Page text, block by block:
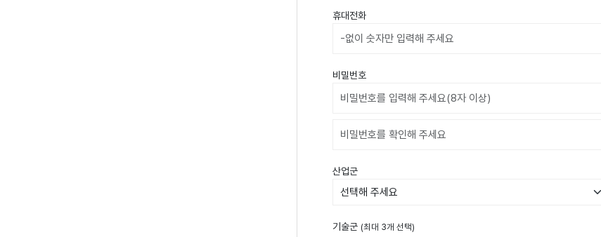
휴대전화
비밀번호
비밀번호확인
산업군
기술군 (최대 3개 선택)